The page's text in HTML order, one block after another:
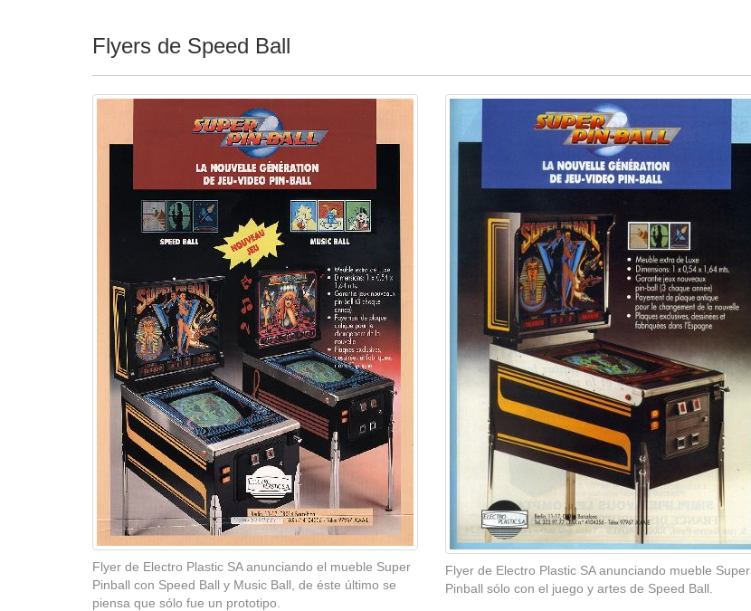
Flyers de Speed Ball
Flyer de Electro Plastic SA anunciando el mueble Super
Pinball con Speed Ball y Music Ball, de éste último se
piensa que sólo fue un prototipo.
Flyer de Electro Plastic SA anunciando mueble Super
Pinball sólo con el juego y artes de Speed Ball.